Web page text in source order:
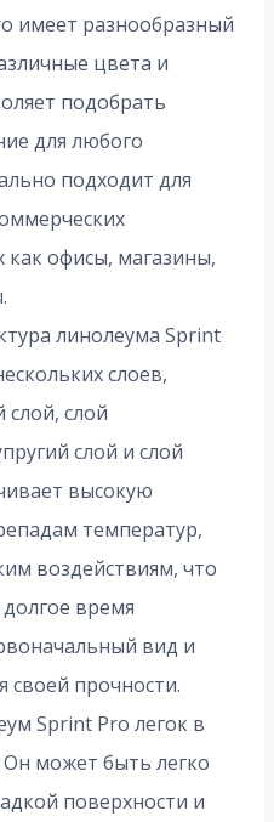
имеет разнообразный
цвета и
подобрать
для любого
подходит для
офисы, магазины,
линолеума Sprint
слоев,
слой
слой и слой
высокую
температур,
воздействиям, что
время
вид и
своей прочности.
Sprint Pro легок в
может быть легко
поверхности и